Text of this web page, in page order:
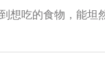
想吃的食物，能